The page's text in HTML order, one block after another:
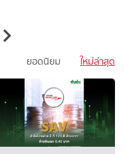
ใหม่ล่าสุด
ยอดนิยม